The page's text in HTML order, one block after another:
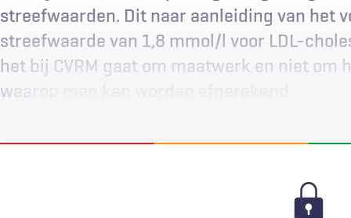
streefwaarden. Dit naar aanleiding van het
streefwaarde van 1,8 mmol/l voor LDL-
het bij CVRM gaat om maatwerk en niet om
waarop men kan worden afgerekend.